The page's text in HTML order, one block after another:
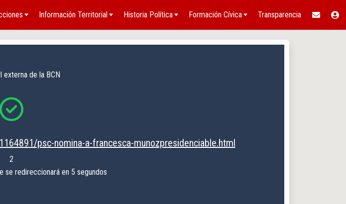
Información Territorial Historia Política Formación Cívica Transparencia
externa de la BCN
psc-nomina-a-francesca-munozpresidenciable.html
2
se redireccionará en 5 segundos